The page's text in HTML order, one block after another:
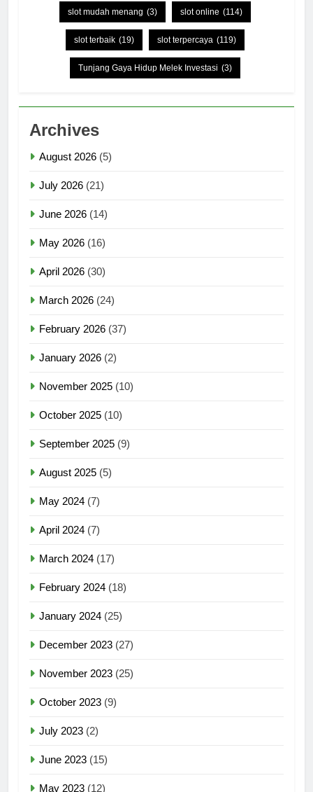
slot mudah menang (3) slot online (114)
slot terbaik (19) slot terpercaya (119)
Tunjang Gaya Hidup Melek Investasi (3)
Archives
August 2026 (5)
July 2026 (21)
June 2026 (14)
May 2026 (16)
April 2026 (30)
March 2026 (24)
February 2026 (37)
January 2026 (2)
November 2025 (10)
October 2025 (10)
September 2025 (9)
August 2025 (5)
May 2024 (7)
April 2024 (7)
March 2024 (17)
February 2024 (18)
January 2024 (25)
December 2023 (27)
November 2023 (25)
October 2023 (9)
July 2023 (2)
June 2023 (15)
May 2023 (12)